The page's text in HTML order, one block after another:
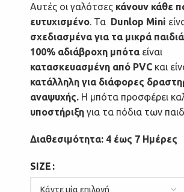
Αυτές οι γαλότσες κάνουν κάθε
ευτυχισμένο. Τα Dunlop Mini
σχεδιασμένα για τα μικρά
100% αδιάβροχη μπόταείναι
κατασκευασμένη από PVC και
κατάλληλη για διάφορες
αναψυχής. Η μπότα προσφέρει
υποστήριξη για τα πόδια των
Διαθεσιμότητα: 4 έως 7 Ημέρες
SIZE